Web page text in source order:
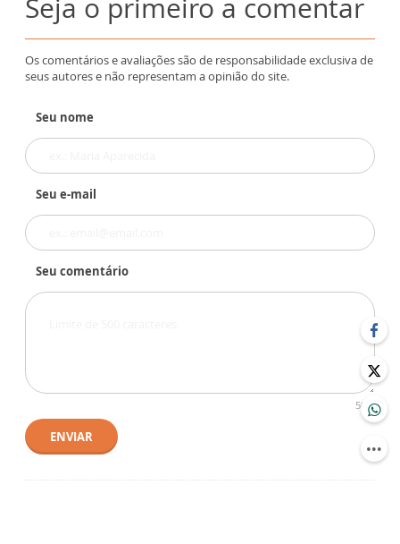
Seja o primeiro a comentar
Os comentários e avaliações são de responsabilidade exclusiva de
seus autores e não representam a opinião do site.
Seu nome
Seu e-mail
Seu comentário
500
ENVIAR